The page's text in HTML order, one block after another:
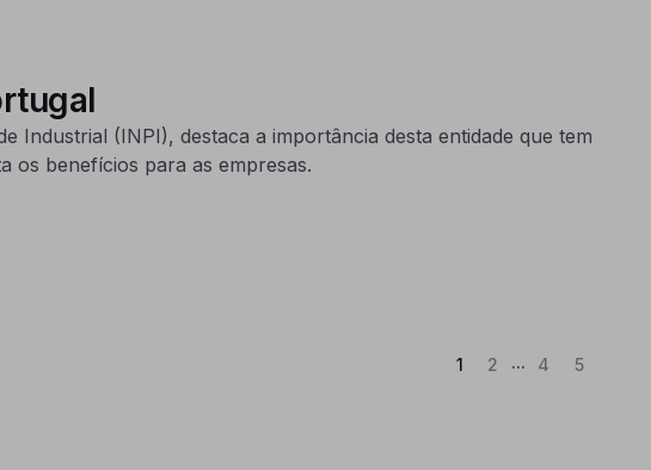
Industrial (INPI), destaca a importância desta entidade que tem
os benefícios para as empresas.
1(Atual)
2 ... 4 5